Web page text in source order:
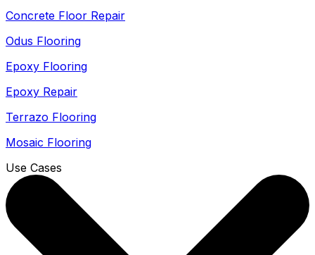
Concrete Floor Repair
Odus Flooring
Epoxy Flooring
Epoxy Repair
Terrazo Flooring
Mosaic Flooring
Use Cases